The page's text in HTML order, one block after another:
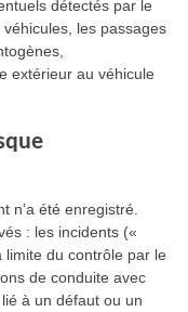
détectés par le
les passages
extérieur au véhicule
n’a été enregistré.
: les incidents («
du contrôle par le
de conduite avec
à un défaut ou un